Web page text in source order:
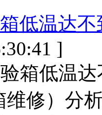
低温达
]
箱低温
维修）分